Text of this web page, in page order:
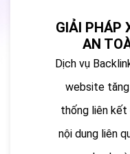
GIẢI PHÁP
AN
Dịch vụ
website tăng
thống liên
nội dung liên